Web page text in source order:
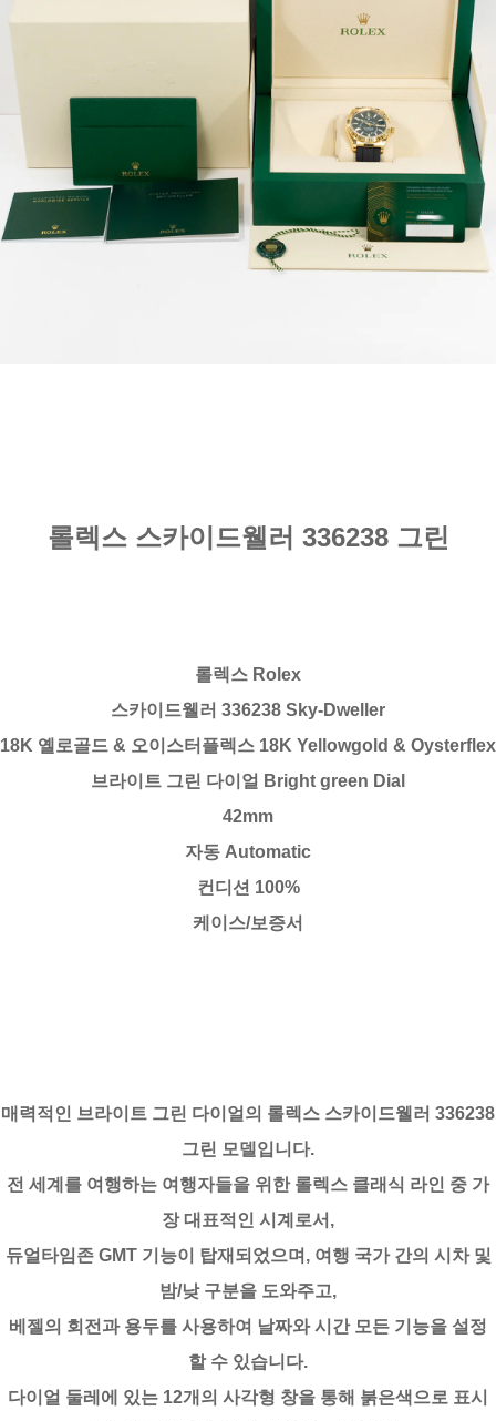
롤렉스 스카이드웰러 336238 그린
롤렉스 Rolex
스카이드웰러 336238 Sky-Dweller
18K 옐로골드 & 오이스터플렉스 18K Yellowgold & Oysterflex
브라이트 그린 다이얼 Bright green Dial
42mm
자동 Automatic
컨디션 100%
케이스/보증서
매력적인 브라이트 그린 다이얼의 롤렉스 스카이드웰러 336238
그린 모델입니다.
전 세계를 여행하는 여행자들을 위한 롤렉스 클래식 라인 중 가
장 대표적인 시계로서,
듀얼타임존 GMT 기능이 탑재되었으며, 여행 국가 간의 시차 및
밤/낮 구분을 도와주고,
베젤의 회전과 용두를 사용하여 날짜와 시간 모든 기능을 설정
할 수 있습니다.
다이얼 둘레에 있는 12개의 사각형 창을 통해 붉은색으로 표시